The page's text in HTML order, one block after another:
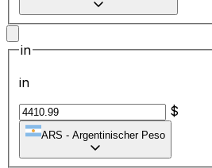
in
in
$
ARS - Argentinischer Peso